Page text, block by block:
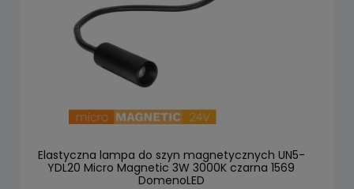
Elastyczna lampa do szyn magnetycznych UN5-
YDL20 Micro Magnetic 3W 3000K czarna 1569
DomenoLED